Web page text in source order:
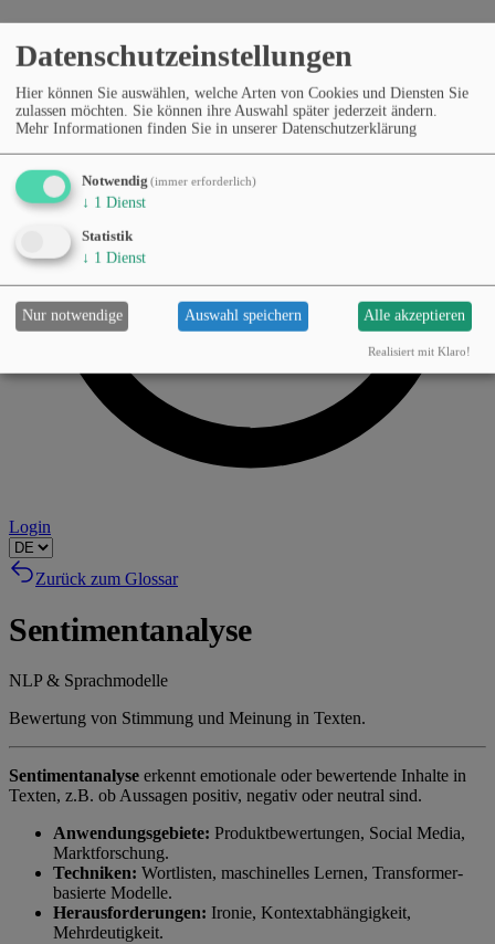
Login
Zurück zum Glossar
Sentimentanalyse
NLP & Sprachmodelle
Bewertung von Stimmung und Meinung in Texten.
Sentimentanalyse erkennt emotionale oder bewertende Inhalte in
Texten, z.B. ob Aussagen positiv, negativ oder neutral sind.
Anwendungsgebiete: Produktbewertungen, Social Media,
Marktforschung.
Techniken: Wortlisten, maschinelles Lernen, Transformer-
basierte Modelle.
Herausforderungen: Ironie, Kontextabhängigkeit,
Mehrdeutigkeit.
Datenschutzeinstellungen
Hier können Sie auswählen, welche Arten von Cookies und Diensten Sie
zulassen möchten. Sie können ihre Auswahl später jederzeit ändern.
Mehr Informationen finden Sie in unserer Datenschutzerklärung
Notwendig (immer erforderlich)
↓ 1 Dienst
Statistik
↓ 1 Dienst
Nur notwendige Auswahl speichern Alle akzeptieren
Realisiert mit Klaro!